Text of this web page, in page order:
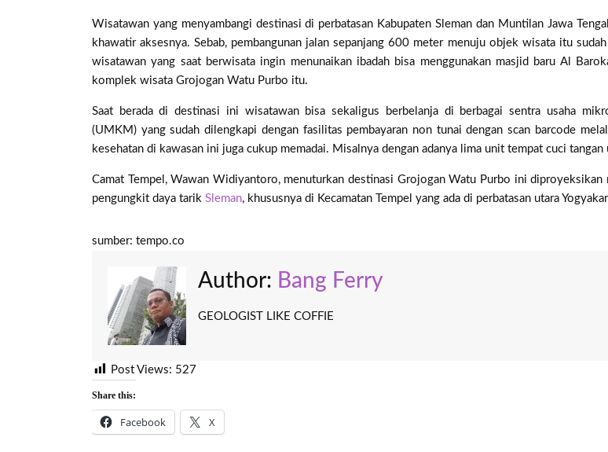
Wisatawan yang menyambangi destinasi di perbatasan Kabupaten Sleman dan Muntilan Jawa
khawatir aksesnya. Sebab, pembangunan jalan sepanjang 600 meter menuju objek wisata itu
wisatawan yang saat berwisata ingin menunaikan ibadah bisa menggunakan masjid baru Al
komplek wisata Grojogan Watu Purbo itu.
Saat berada di destinasi ini wisatawan bisa sekaligus berbelanja di berbagai sentra usaha
(UMKM) yang sudah dilengkapi dengan fasilitas pembayaran non tunai dengan scan barcode
kesehatan di kawasan ini juga cukup memadai. Misalnya dengan adanya lima unit tempat cuci
Camat Tempel, Wawan Widiyantoro, menuturkan destinasi Grojogan Watu Purbo ini diproyeksikan
pengungkit daya tarik Sleman, khususnya di Kecamatan Tempel yang ada di perbatasan utara
sumber: tempo.co
Author: Bang Ferry
GEOLOGIST LIKE COFFIE
Post Views: 527
Share this:
Facebook X